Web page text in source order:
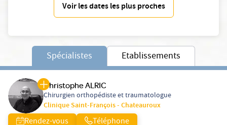
Voir les dates les plus proches
Spécialistes Etablissements
Christophe ALRIC
Chirurgien orthopédiste et traumatologue
Clinique Saint-François - Chateauroux
Rendez-vous Téléphone